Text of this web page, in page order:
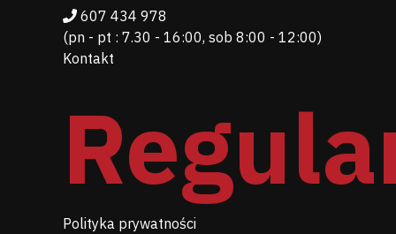
607 434 978
(pn - pt : 7.30 - 16:00, sob 8:00 - 12:00)
Kontakt
Polityka prywatności